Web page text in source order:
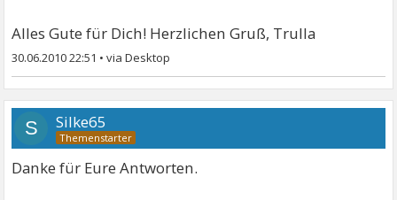
Alles Gute für Dich! Herzlichen Gruß, Trulla
30.06.2010 22:51 •
S Silke65
Danke für Eure Antworten.